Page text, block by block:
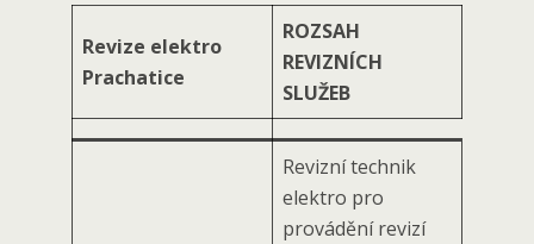
Revize elektro
Prachatice
ROZSAH
REVIZNÍCH
SLUŽEB
Revizní technik
elektro pro
provádění revizí